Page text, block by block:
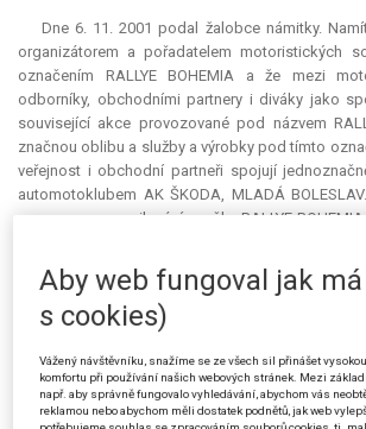
Dne 6. 11. 2001 podal žalobce námitky.
organizátorem a pořadatelem motoristických
označením RALLYEBOHEMIA a že mezi
odborníky, obchodními partnery i diváky jako
související akce provozované pod názvem
značnou oblibu a služby a výrobky pod tímto
veřejnost i obchodní partneři spojují
automotoklubem AK ŠKODA, MLADÁ
propagace a posilování značky RALLYE BOHEMIA
článků, z nichž má vyplývat, že označení RALLYE
republice dlouhodobě zavedené a je
namítatelem (žalobcem). Přihlášené označení
označením RALLYE
zaměnitelné a zřejmákolizea podobnost
namítaným označením vznikla v celém rozsahu
16, 35, 38, 41), které jsou charakterizovány
Aby web fungoval jak
s cookies)
Vážený návštěvníku, snažíme se ze všech sil přinášet
komfortu při používání našich webových stránek. Mezi
např. aby správně fungovalo vyhledávání, abychom vás
reklamou nebo abychom měli dostatek podnětů, jak web